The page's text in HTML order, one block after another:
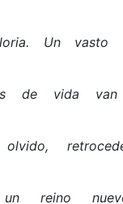
Un vasto
de vida van
reino